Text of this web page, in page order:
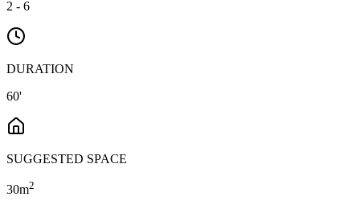
2 - 6
DURATION
60'
SUGGESTED SPACE
30m2